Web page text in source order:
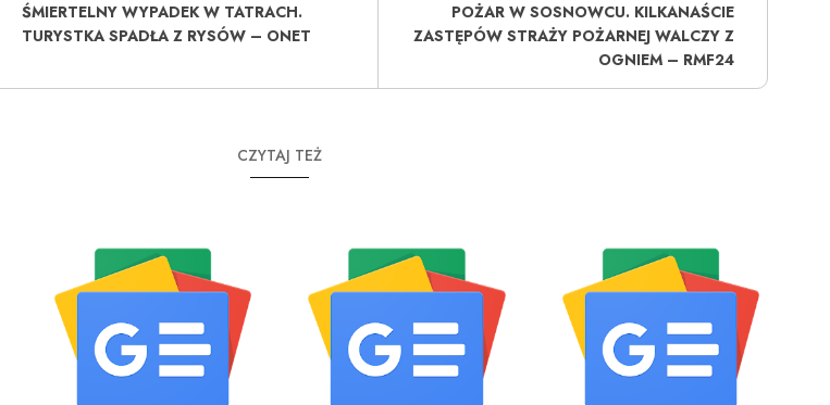
ŚMIERTELNY WYPADEK W TATRACH.
TURYSTKA SPADŁA Z RYSÓW – ONET
POŻAR W SOSNOWCU. KILKANAŚCIE
ZASTĘPÓW STRAŻY POŻARNEJ WALCZY Z
OGNIEM – RMF24
CZYTAJ TEŻ